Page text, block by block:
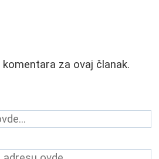
za ovaj članak.